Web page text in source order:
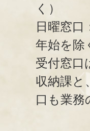
く）
日曜窓口
年始を除
受付窓口
収納課と
口も業務